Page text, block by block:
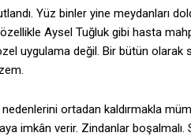
Yüz binler yine meydanları
Aysel Tuğluk gibi hasta
uygulama değil. Bir bütün olarak
ortadan kaldırmakla
imkân verir. Zindanlar